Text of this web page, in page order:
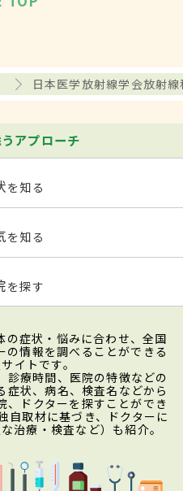
日本医学放射線学会放射
アプローチ
を知る
を知る
を探す
の症状・悩みに合わせ、全国
の情報を調べることができる
イトです。
診療時間、医院の特徴などの
状、病名、検査名などから
、ドクターを探すことができ
自取材に基づき、ドクターに
治療・検査など）も紹介。